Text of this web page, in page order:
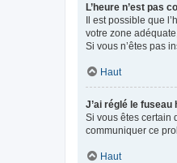
L’heure n’est pas
Il est possible que
votre zone
Si vous n’êtes pas
Haut
J’ai réglé le fuseau
Si vous êtes certain
communiquer ce
Haut